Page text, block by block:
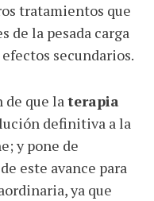
tratamientos que
de la pesada carga
secundarios.
de que laterapia
definitiva a la
y pone de
este avance para
ya que